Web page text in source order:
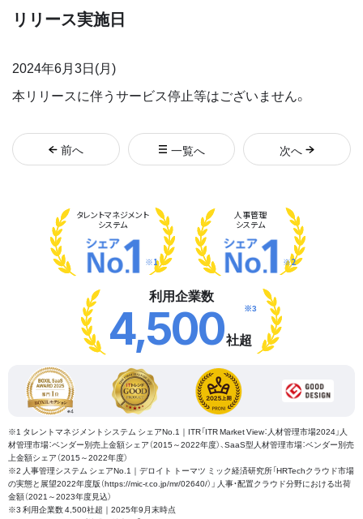
リリース実施日
2024年6月3日(月)
本リリースに伴うサービス停止等はございません。
前へ 一覧へ 次へ
タレントマネジメント
システム
※1
人事管理
システム
※2
利用企業数
4,500社超
※3
※1 タレントマネジメントシステム シェアNo.1｜ITR「ITR Market View：人材管理市場2024」人
材管理市場：ベンダー別売上金額シェア（2015～2022年度）、SaaS型人材管理市場：ベンダー別売
上金額シェア（2015～2022年度）
※2 人事管理システム シェアNo.1｜デロイト トーマツ ミック経済研究所「HRTechクラウド市場
の実態と展望2022年度版（https://mic-r.co.jp/mr/02640/）」 人事・配置クラウド分野における出荷
金額（2021～2023年度見込）
※3 利用企業数 4,500社超｜2025年9月末時点